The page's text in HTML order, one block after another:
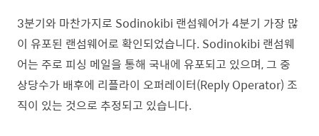
3분기와 마찬가지로 Sodinokibi 랜섬웨어가 4분기 가장 많
이 유포된 랜섬웨어로 확인되었습니다. Sodinokibi 랜섬웨
어는 주로 피싱 메일을 통해 국내에 유포되고 있으며, 그 중
상당수가 배후에 리플라이 오퍼레이터(Reply Operator) 조
직이 있는 것으로 추정되고 있습니다.